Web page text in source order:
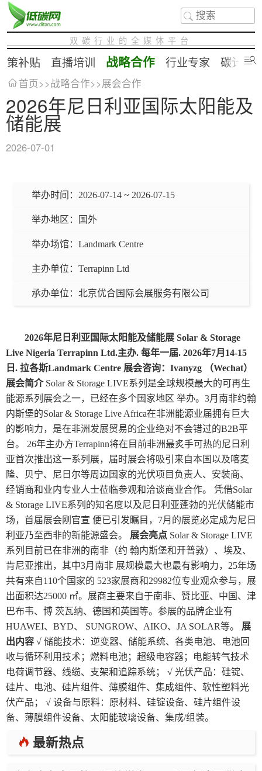
双碳行业的全媒体平台
策补贴 直播培训 战略合作 行业专家 碳计算
首页>>战略合作>>展会合作
2026年尼日利亚国际太阳能及
储能展
2026-07-01
举办时间： 2026-07-14 ~ 2026-07-15
举办地区： 国外
举办场馆： Landmark Centre
主办单位： Terrapinn Ltd
承办单位： 北京优合国际会展服务有限公司
2026年尼日利亚国际太阳能及储能展 Solar & Storage
Live Nigeria Terrapinn Ltd.主办. 每年一届. 2026年7月14-15
日. 拉各斯Landmark Centre 展会咨询：Ivanyzg （Wechat）
展会简介Solar & Storage LIVE系列是全球规模最大的可再生
能源系列展会之一，已经在多个国家地区 举办。3月南非约翰
内斯堡的Solar & Storage Live Africa在非洲能源业届拥有巨大
的影响力，是在非洲发展贸易的企业绝对不会错过的B2B平
台。 26年主办方Terrapinn将在目前非洲最炙手可热的尼日利
亚首次推出这一系列展，届时展会将吸引来自本国以及喀麦
隆、贝宁、尼日尔等周边国家的光伏项目负责人、安装商、
经销商和业内专业人士莅临参观和洽谈商业合作。 凭借Solar
& Storage LIVE系列的知名度以及尼日利亚蓬勃的光伏储能市
场，首届展会刚官宣 便已引发瞩目，7月的展览必定成为尼日
利亚乃至西非的新能源盛会。 展会亮点 Solar & Storage LIVE
系列目前已在非洲的南非（约 翰内斯堡和开普敦）、埃及、
肯尼亚推出，其中3月南非 展规模最大也最有影响力，25年场
共有来自110个国家的 523家展商和29982位专业观众参与，展
出面积达25000 ㎡。展商主要来自于南非、赞比亚、中国、津
巴布韦、博 茨瓦纳、德国和英国等。参展的品牌企业有
HUAWEI、BYD、 SUNGROW、AIKO、JA SOLAR等。 展
出内容 √ 储能技术：逆变器、储能系统、各类电池、电池回
收与循环利用技术；燃料电池；超级电容器；电能转气技术
电荷调节器、线缆、支架和追踪系统； √ 光伏产品：硅锭、
硅片、电池、硅片组件、薄膜组件、集成组件、软性塑料光
伏产品； √ 设备与原料：原材料、硅锭设备、硅片组件设
备、薄膜组件设备、太阳能玻璃设备、集成/组装。
最新热点